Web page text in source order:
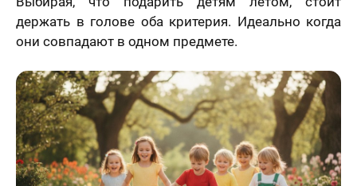
держать в голове оба критерия. Идеально когда
они совпадают в одном предмете.